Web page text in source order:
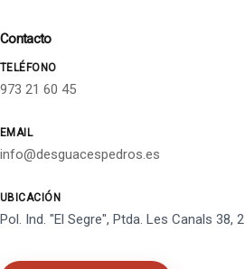
Contacto
TELÉFONO
973 21 60 45
EMAIL
info@desguacespedros.es
UBICACIÓN
Pol. Ind. "El Segre", Ptda. Les Canals 38,